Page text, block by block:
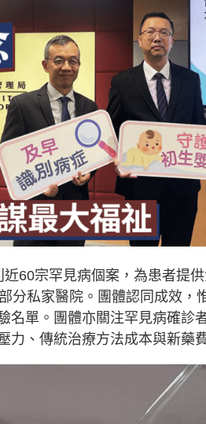
60宗罕見病個案，為患者提
分私家醫院。團體認同成效，
名單。團體亦關注罕見病確診
、傳統治療方法成本與新藥